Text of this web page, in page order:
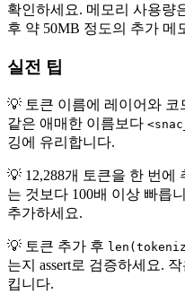
확인하세요. 메모리 사용량
후 약 50MB 정도의 추가 메
실전 팁
💡 토큰 이름에 레이어와 코
같은 애매한 이름보다
깅에 유리합니다.
💡 12,288개 토큰을 한 번에
는 것보다 100배 이상 빠릅
추가하세요.
💡 토큰 추가 후
는지 assert로 검증하세요.
킵니다.